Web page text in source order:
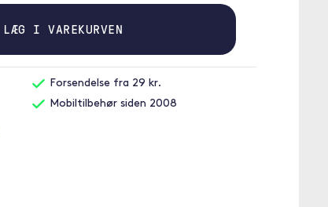
LÆG I VAREKURVEN
Forsendelse fra 29 kr.
Mobiltilbehør siden 2008